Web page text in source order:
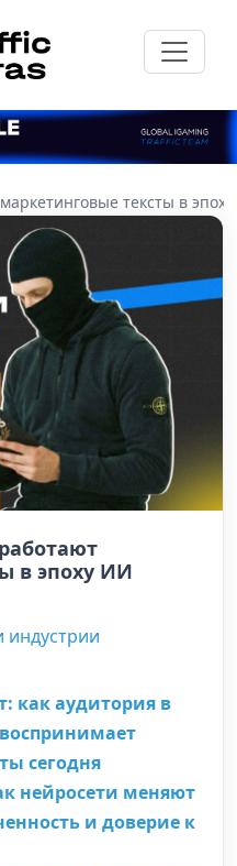
тексты в
в эпоху ИИ
индустрии
как аудитория в
сегодня
нейросети меняют
и доверие к